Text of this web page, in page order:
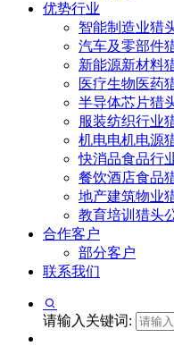
优势行业
智能制造业猎
汽车及零部件
新能源新材料
医疗生物医药
半导体芯片猎
服装纺织行业
机电电机电源
快消品食品行
餐饮酒店食品
地产建筑物业
教育培训猎头
合作客户
部分客户
联系我们
请输入关键词: